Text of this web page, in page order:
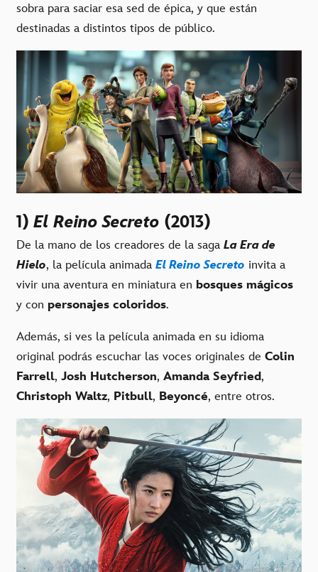
sobra para saciar esa sed de épica, y que están
destinadas a distintos tipos de público.
1) El Reino Secreto (2013)
De la mano de los creadores de la saga La Era de
Hielo, la película animada El Reino Secreto invita a
vivir una aventura en miniatura en bosques mágicos
y con personajes coloridos.
Además, si ves la película animada en su idioma
original podrás escuchar las voces originales de Colin
Farrell, Josh Hutcherson, Amanda Seyfried,
Christoph Waltz, Pitbull, Beyoncé, entre otros.